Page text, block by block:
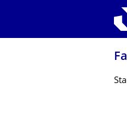
Zur Hauptnavigation springen